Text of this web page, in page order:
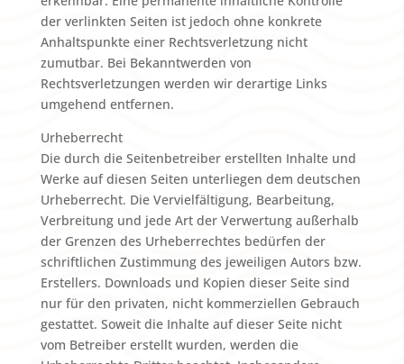
der verlinkten Seiten ist jedoch ohne konkrete
Anhaltspunkte einer Rechtsverletzung nicht
zumutbar. Bei Bekanntwerden von
Rechtsverletzungen werden wir derartige Links
umgehend entfernen.
Urheberrecht
Die durch die Seitenbetreiber erstellten Inhalte und
Werke auf diesen Seiten unterliegen dem deutschen
Urheberrecht. Die Vervielfältigung, Bearbeitung,
Verbreitung und jede Art der Verwertung außerhalb
der Grenzen des Urheberrechtes bedürfen der
schriftlichen Zustimmung des jeweiligen Autors bzw.
Erstellers. Downloads und Kopien dieser Seite sind
nur für den privaten, nicht kommerziellen Gebrauch
gestattet. Soweit die Inhalte auf dieser Seite nicht
vom Betreiber erstellt wurden, werden die